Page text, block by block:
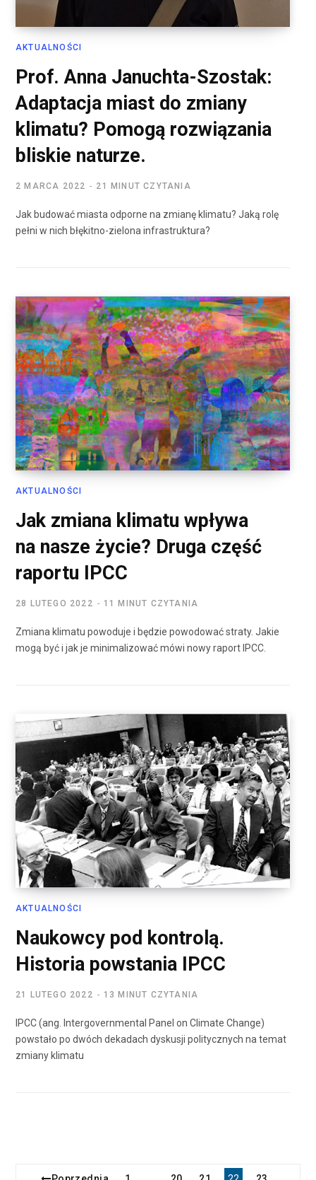
AKTUALNOŚCI
Prof. Anna Januchta-Szostak:
Adaptacja miast do zmiany
klimatu? Pomogą rozwiązania
bliskie naturze.
2 MARCA 2022 21 MINUT CZYTANIA
Jak budować miasta odporne na zmianę klimatu? Jaką rolę
pełni w nich błękitno-zielona infrastruktura?
AKTUALNOŚCI
Jak zmiana klimatu wpływa
na nasze życie? Druga część
raportu IPCC
28 LUTEGO 2022 11 MINUT CZYTANIA
Zmiana klimatu powoduje i będzie powodować straty. Jakie
mogą być i jak je minimalizować mówi nowy raport IPCC.
AKTUALNOŚCI
Naukowcy pod kontrolą.
Historia powstania IPCC
21 LUTEGO 2022 13 MINUT CZYTANIA
IPCC (ang. Intergovernmental Panel on Climate Change)
powstało po dwóch dekadach dyskusji politycznych na temat
zmiany klimatu